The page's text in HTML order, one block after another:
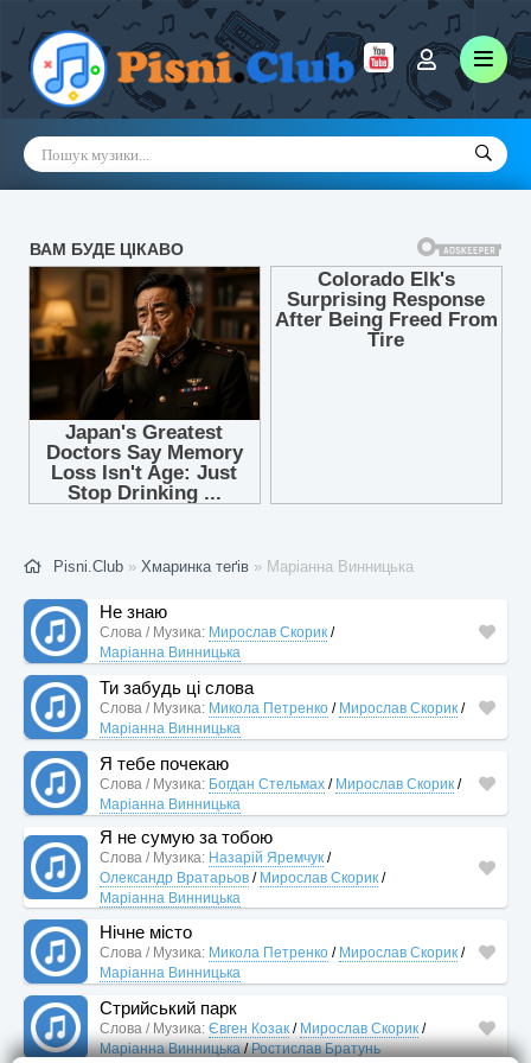
Pisni.Club » Хмаринка теґів » Маріанна Винницька
Не знаю
Слова / Музика: Мирослав Скорик /
Маріанна Винницька
Ти забудь ці слова
Слова / Музика: Микола Петренко / Мирослав Скорик /
Маріанна Винницька
Я тебе почекаю
Слова / Музика: Богдан Стельмах / Мирослав Скорик /
Маріанна Винницька
Я не сумую за тобою
Слова / Музика: Назарій Яремчук /
Олександр Вратарьов / Мирослав Скорик /
Маріанна Винницька
Нічне місто
Слова / Музика: Микола Петренко / Мирослав Скорик /
Маріанна Винницька
Стрийський парк
Слова / Музика: Євген Козак / Мирослав Скорик /
Маріанна Винницька/Ростислав Братунь